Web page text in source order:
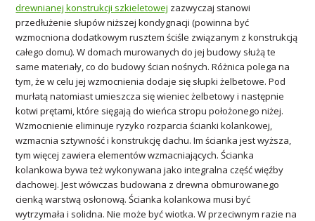
drewnianej konstrukcji szkieletowej zazwyczaj stanowi
przedłużenie słupów niższej kondygnacji (powinna być
wzmocniona dodatkowym rusztem ściśle związanym z konstrukcją
całego domu). W domach murowanych do jej budowy służą te
same materiały, co do budowy ścian nośnych. Różnica polega na
tym, że w celu jej wzmocnienia dodaje się słupki żelbetowe. Pod
murłatą natomiast umieszcza się wieniec żelbetowy i następnie
kotwi prętami, które sięgają do wieńca stropu położonego niżej.
Wzmocnienie eliminuje ryzyko rozparcia ścianki kolankowej,
wzmacnia sztywność i konstrukcję dachu. Im ścianka jest wyższa,
tym więcej zawiera elementów wzmacniających. Ścianka
kolankowa bywa też wykonywana jako integralna część więźby
dachowej. Jest wówczas budowana z drewna obmurowanego
cienką warstwą osłonową. Ścianka kolankowa musi być
wytrzymała i solidna. Nie może być wiotka. W przeciwnym razie na